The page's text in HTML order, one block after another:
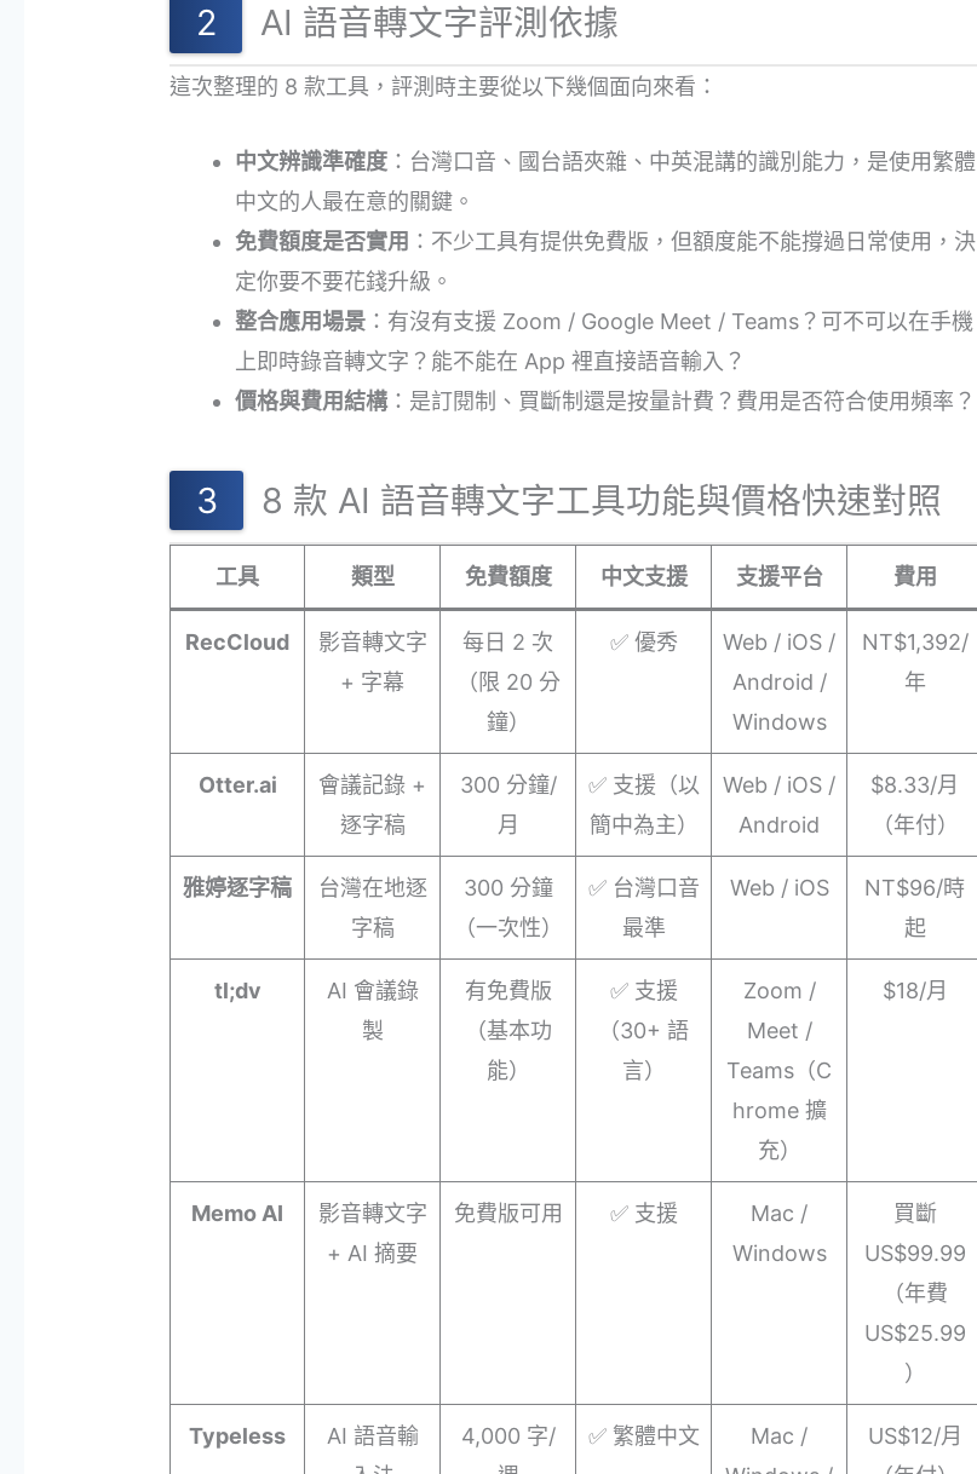
AI 語音轉文字評測依據
這次整理的 8 款工具，評測時主要從以下幾個面向來看：
中文辨識準確度 ：台灣口音、國台語夾雜、中英混講的識別能力，是使用繁體
中文的人最在意的關鍵。
免費額度是否實用 ：不少工具有提供免費版，但額度能不能撐過日常使用，決
定你要不要花錢升級。
整合應用場景 ：有沒有支援 Zoom / Google Meet / Teams？可不可以在手機
上即時錄音轉文字？能不能在 App 裡直接語音輸入？
價格與費用結構：是訂閱制、買斷制還是按量計費？費用是否符合使用頻率？
8 款 AI 語音轉文字工具功能與價格快速對照
工具 類型 免費額度 中文支援 支援平台 費用
RecCloud
影音轉文字
+ 字幕
每日 2 次
（限 20 分
鐘）
✅ 優秀
Web / iOS /
Android /
Windows
NT$1,392/
年
Otter.ai
會議記錄 +
逐字稿
300 分鐘/
月
✅ 支援（以
簡中為主）
Web / iOS /
Android
$8.33/月
（年付）
雅婷逐字稿
台灣在地逐
字稿
300 分鐘
（一次性）
✅ 台灣口音
最準
Web / iOS
NT$96/時
起
tl;dv
AI 會議錄
製
有免費版
（基本功
能）
✅ 支援
（30+ 語
言）
Zoom /
Meet /
Teams（C
hrome 擴
充）
$18/月
Memo AI
影音轉文字
+ AI 摘要
免費版可用 ✅ 支援
Mac /
Windows
買斷
US$99.99
（年費
US$25.99
）
Typeless
AI 語音輸
4,000 字/
✅ 繁體中文
Mac /
US$12/月